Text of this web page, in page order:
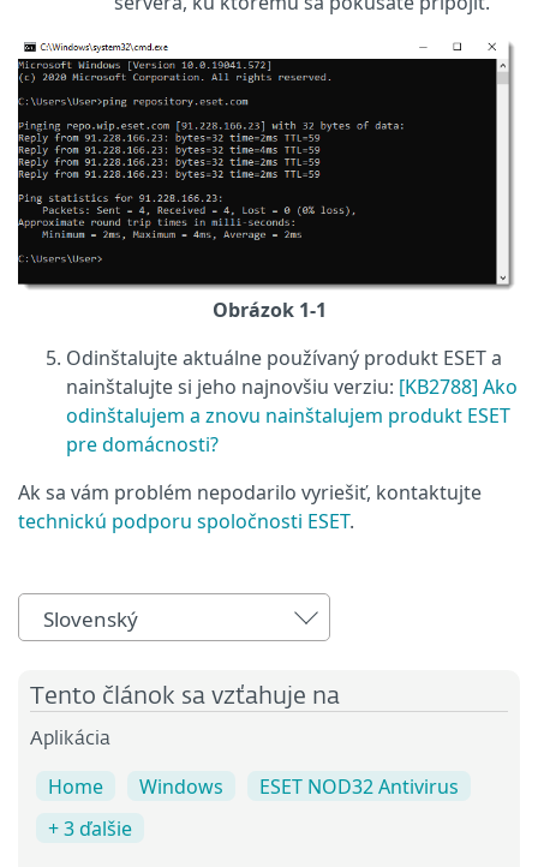
Obrázok 1-1
Odinštalujte aktuálne používaný produkt ESET a
nainštalujte si jeho najnovšiu verziu: [KB2788] Ako
odinštalujem a znovu nainštalujem produkt ESET
pre domácnosti?
Ak sa vám problém nepodarilo vyriešiť, kontaktujte
technickú podporu spoločnosti ESET.
Slovenský
Tento článok sa vzťahuje na
Aplikácia
Home Windows
ESET NOD32 Antivirus
+ 3 ďalšie